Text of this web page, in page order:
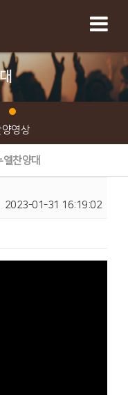
양영상
엘찬양대
2023-01-31 16:19:02